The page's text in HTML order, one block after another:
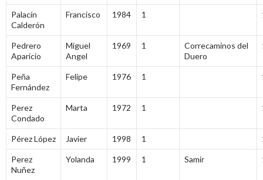
Palacín
Calderón
Francisco 1984 1
Pedrero
Aparicio
Miguel
Angel
1969 1
Correcaminos del
Duero
Peña
Fernández
Felipe 1976 1
Perez
Condado
Marta 1972 1
Pérez López Javier 1998 1
Perez
Nuñez
Yolanda 1999 1 Samir